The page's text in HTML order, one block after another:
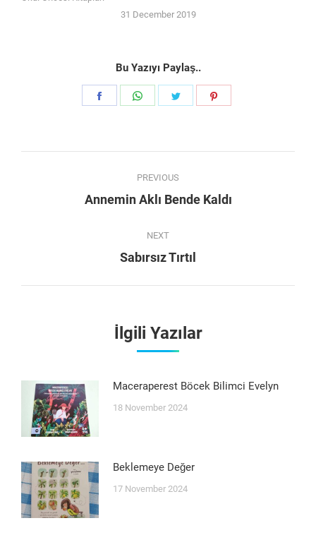
31 December 2019
Bu Yazıyı Paylaş..
Share
navigation
PREVIOUS
Previous
Annemin Aklı Bende Kaldı
NEXT
Next
Sabırsız Tırtıl
İlgili Yazılar
Maceraperest Böcek Bilimci Evelyn
18 November 2024
Beklemeye Değer
17 November 2024